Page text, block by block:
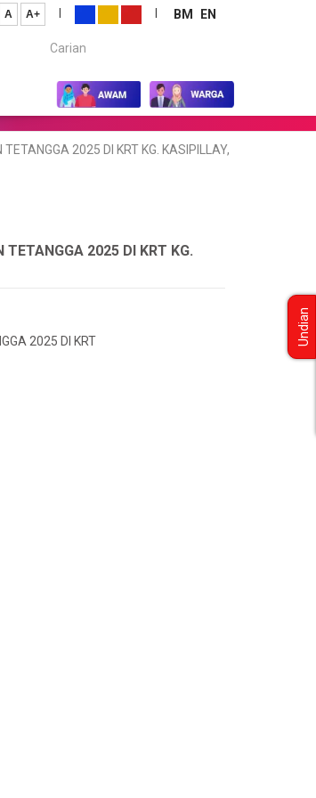
A A+ | | BM
EN
Carian...
2025 DI KRT KG. KASIPILLAY,
2025 DI KRT KG.
2025 DI KRT
Undian